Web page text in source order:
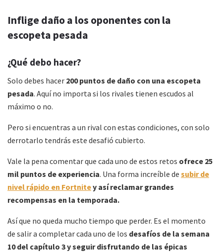
Inflige daño a los oponentes con la
escopeta pesada
¿Qué debo hacer?
Solo debes hacer 200 puntos de daño con una escopeta
pesada. Aquí no importa si los rivales tienen escudos al
máximo o no.
Pero si encuentras a un rival con estas condiciones, con solo
derrotarlo tendrás este desafió cubierto.
Vale la pena comentar que cada uno de estos retos ofrece 25
mil puntos de experiencia. Una forma increíble de subir de
nivel rápido en Fortnitey así reclamar grandes
recompensas en la temporada.
Así que no queda mucho tiempo que perder. Es el momento
de salir a completar cada uno de los desafíos de la semana
10 del capítulo 3 y seguir disfrutando de las épicas